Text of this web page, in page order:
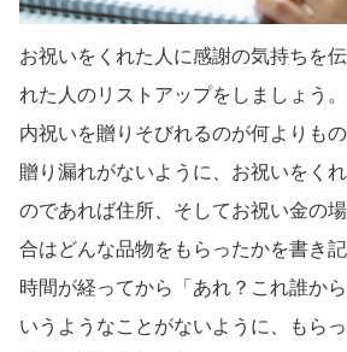
お祝いをくれた人に感謝の気持ちを
れた人のリストアップをしましょう。
内祝いを贈りそびれるのが何よりも
贈り漏れがないように、お祝いをく
のであれば住所、そしてお祝い金の
合はどんな品物をもらったかを書き
時間が経ってから「あれ？これ誰か
いうようなことがないように、もら